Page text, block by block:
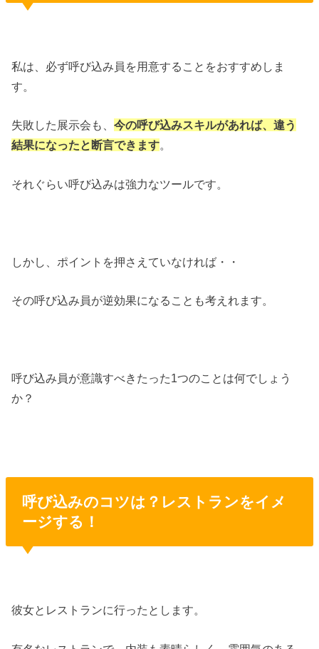
私は、必ず呼び込み員を用意することをおすすめしま
す。
失敗した展示会も、今の呼び込みスキルがあれば、違う
結果になったと断言できます。
それぐらい呼び込みは強力なツールです。
しかし、ポイントを押さえていなければ・・
その呼び込み員が逆効果になることも考えれます。
呼び込み員が意識すべきたった1つのことは何でしょう
か？
呼び込みのコツは？レストランをイメ
ージする！
彼女とレストランに行ったとします。